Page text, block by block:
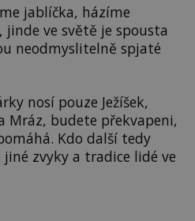
jablíčka, házíme
ve světě je spousta
neodmyslitelně spjaté
nosí pouze Ježíšek,
Mráz, budete překvapeni,
Kdo další tedy
zvyky a tradice lidé ve